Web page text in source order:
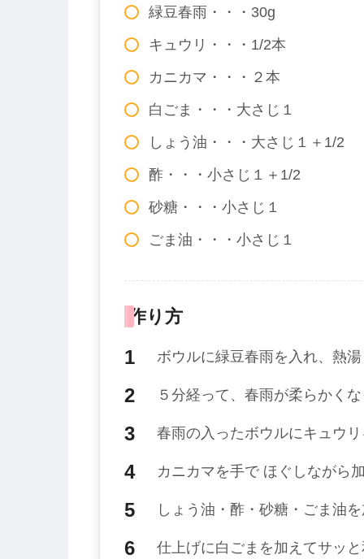
緑豆春雨・・・30g
キュウリ・・・1/2本
カニカマ・・・２本
白ごま・・・大さじ１
しょう油・・・大さじ１＋1/2
酢・・・小さじ１＋1/2
砂糖・・・小さじ１
ごま油・・・小さじ１
作り方
ボウルに緑豆春雨を入れ、熱
５分経って、春雨が柔らかく
春雨の入ったボウルにキュウ
カニカマを手で ほぐしながら
しょう油・酢・砂糖・ごま油
仕上げに白ごまを加えてサッ